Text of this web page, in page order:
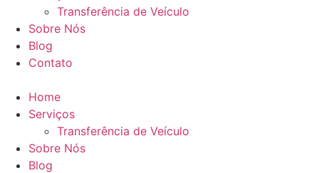
Transferência de Veículo
Sobre Nós
Blog
Contato
Home
Serviços
Transferência de Veículo
Sobre Nós
Blog